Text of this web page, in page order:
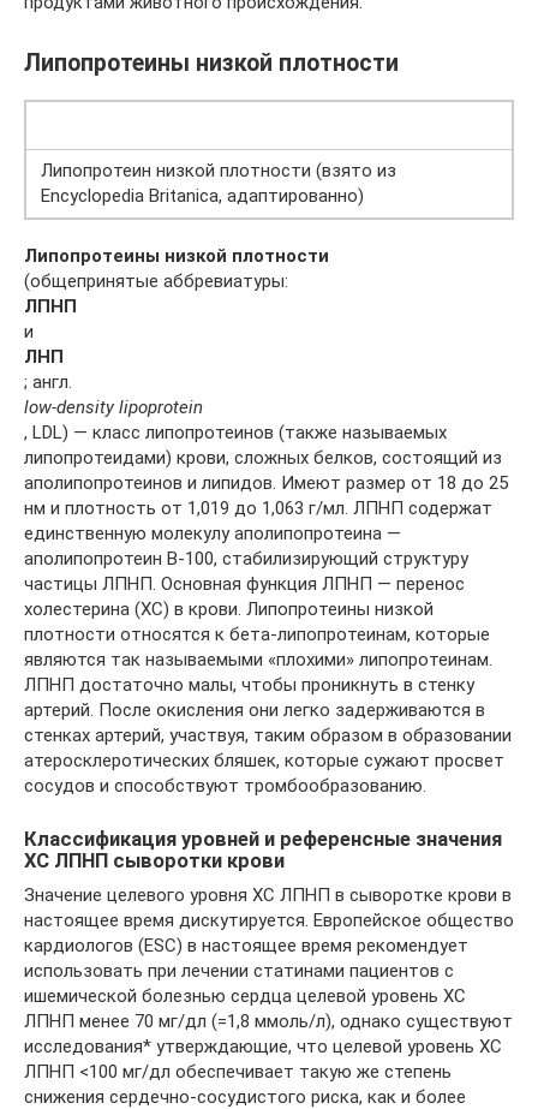
Липопротеины низкой плотности
Липопротеин низкой плотности (взято из
Encyclopedia Britanica, адаптированно)
Липопротеины низкой плотности
(общепринятые аббревиатуры:
ЛПНП
и
ЛНП
; англ.
low-density lipoprotein
, LDL) — класс липопротеинов (также называемых
липопротеидами) крови, сложных белков, состоящий из
аполипопротеинов и липидов. Имеют размер от 18 до 25
нм и плотность от 1,019 до 1,063 г/мл. ЛПНП содержат
единственную молекулу аполипопротеина —
аполипопротеин В-100, стабилизирующий структуру
частицы ЛПНП. Основная функция ЛПНП — перенос
холестерина (ХС) в крови. Липопротеины низкой
плотности относятся к бета-липопротеинам, которые
являются так называемыми «плохими» липопротеинам.
ЛПНП достаточно малы, чтобы проникнуть в стенку
артерий. После окисления они легко задерживаются в
стенках артерий, участвуя, таким образом в образовании
атеросклеротических бляшек, которые сужают просвет
сосудов и способствуют тромбообразованию.
Классификация уровней и референсные значения
ХС ЛПНП сыворотки крови
Значение целевого уровня ХС ЛПНП в сыворотке крови в
настоящее время дискутируется. Европейское общество
кардиологов (ESC) в настоящее время рекомендует
использовать при лечении статинами пациентов с
ишемической болезнью сердца целевой уровень ХС
ЛПНП менее 70 мг/дл (=1,8 ммоль/л), однако существуют
исследования* утверждающие, что целевой уровень ХС
ЛПНП <100 мг/дл обеспечивает такую же степень
снижения сердечно-сосудистого риска, как и более